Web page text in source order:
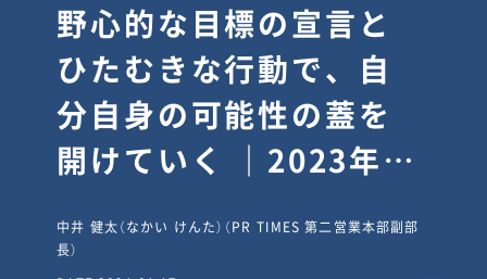
逆境では自分のスタン
スを変え“予想を裏切
り、期待を超える”【真
輔塾・前編】
山田真輔（やまだ しんすけ）（執行役員 兼 Jooto事業部
長）